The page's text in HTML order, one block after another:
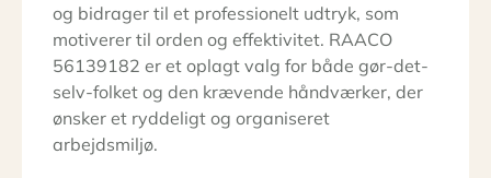
og bidrager til et professionelt udtryk, som
motiverer til orden og effektivitet. RAACO
56139182 er et oplagt valg for både gør-det-
selv-folket og den krævende håndværker, der
ønsker et ryddeligt og organiseret
arbejdsmiljø.